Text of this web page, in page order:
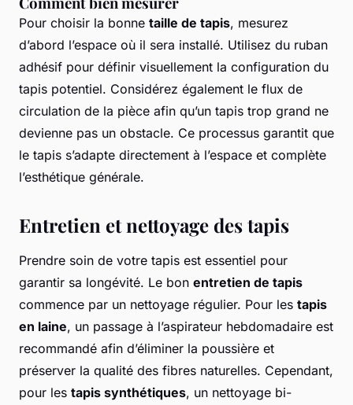
Pour choisir la bonne taille de tapis, mesurez
d’abord l’espace où il sera installé. Utilisez du ruban
adhésif pour définir visuellement la configuration du
tapis potentiel. Considérez également le flux de
circulation de la pièce afin qu’un tapis trop grand ne
devienne pas un obstacle. Ce processus garantit que
le tapis s’adapte directement à l’espace et complète
l’esthétique générale.
Entretien et nettoyage des tapis
Prendre soin de votre tapis est essentiel pour
garantir sa longévité. Le bon entretien de tapis
commence par un nettoyage régulier. Pour les tapis
en laine, un passage à l’aspirateur hebdomadaire est
recommandé afin d’éliminer la poussière et
préserver la qualité des fibres naturelles. Cependant,
pour les tapis synthétiques, un nettoyage bi-